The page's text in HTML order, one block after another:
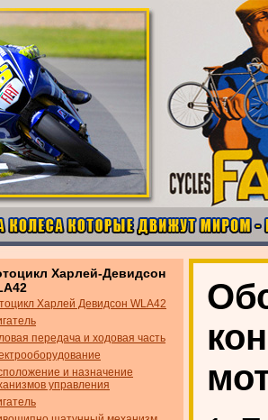
Харлей-Девидсон
Харлей Девидсон WLA42
передача и ходовая часть
и назначение
управления